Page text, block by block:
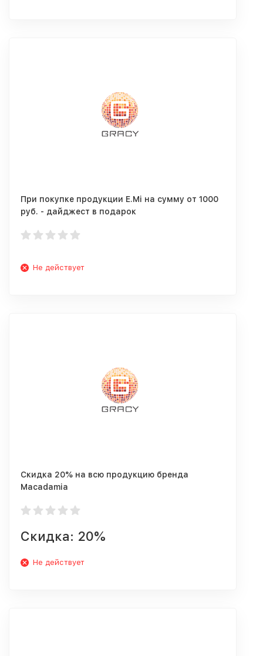
При покупке продукции E.Mi на сумму от 1000
руб. - дайджест в подарок
Не действует
Скидка 20% на всю продукцию бренда
Macadamia
Скидка: 20%
Не действует